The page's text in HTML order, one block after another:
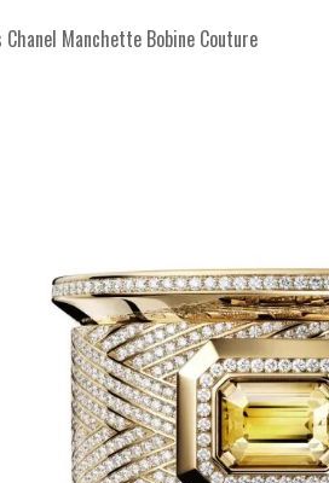
Chanel Manchette Bobine Couture